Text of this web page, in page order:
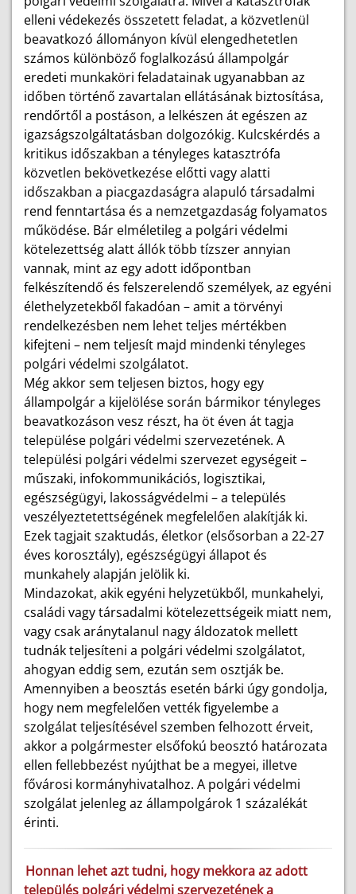
elleni védekezés összetett feladat, a közvetlenül
beavatkozó állományon kívül elengedhetetlen
számos különböző foglalkozású állampolgár
eredeti munkaköri feladatainak ugyanabban az
időben történő zavartalan ellátásának biztosítása,
rendőrtől a postáson, a lelkészen át egészen az
igazságszolgáltatásban dolgozókig. Kulcskérdés a
kritikus időszakban a tényleges katasztrófa
közvetlen bekövetkezése előtti vagy alatti
időszakban a piacgazdaságra alapuló társadalmi
rend fenntartása és a nemzetgazdaság folyamatos
működése. Bár elméletileg a polgári védelmi
kötelezettség alatt állók több tízszer annyian
vannak, mint az egy adott időpontban
felkészítendő és felszerelendő személyek, az egyéni
élethelyzetekből fakadóan – amit a törvényi
rendelkezésben nem lehet teljes mértékben
kifejteni – nem teljesít majd mindenki tényleges
polgári védelmi szolgálatot.
Még akkor sem teljesen biztos, hogy egy
állampolgár a kijelölése során bármikor tényleges
beavatkozáson vesz részt, ha öt éven át tagja
települése polgári védelmi szervezetének. A
települési polgári védelmi szervezet egységeit –
műszaki, infokommunikációs, logisztikai,
egészségügyi, lakosságvédelmi – a település
veszélyeztetettségének megfelelően alakítják ki.
Ezek tagjait szaktudás, életkor (elsősorban a 22-27
éves korosztály), egészségügyi állapot és
munkahely alapján jelölik ki.
Mindazokat, akik egyéni helyzetükből, munkahelyi,
családi vagy társadalmi kötelezettségeik miatt nem,
vagy csak aránytalanul nagy áldozatok mellett
tudnák teljesíteni a polgári védelmi szolgálatot,
ahogyan eddig sem, ezután sem osztják be.
Amennyiben a beosztás esetén bárki úgy gondolja,
hogy nem megfelelően vették figyelembe a
szolgálat teljesítésével szemben felhozott érveit,
akkor a polgármester elsőfokú beosztó határozata
ellen fellebbezést nyújthat be a megyei, illetve
fővárosi kormányhivatalhoz. A polgári védelmi
szolgálat jelenleg az állampolgárok 1 százalékát
érinti.
Honnan lehet azt tudni, hogy mekkora az adott
település polgári védelmi szervezetének a